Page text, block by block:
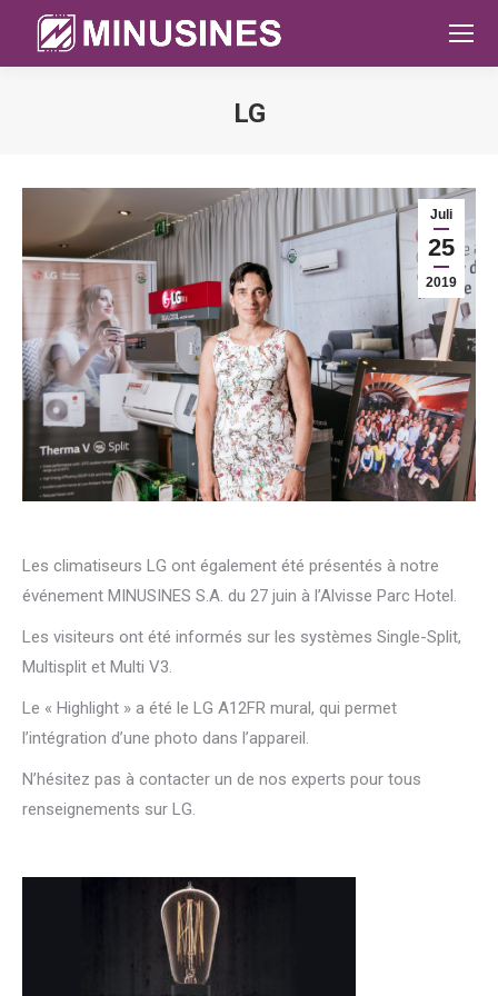
LG
Juli
25
2019
Les climatiseurs LG ont également été présentés à notre
événement MINUSINES S.A. du 27 juin à l’Alvisse Parc Hotel.
Les visiteurs ont été informés sur les systèmes Single-Split,
Multisplit et Multi V3.
Le « Highlight » a été le LG A12FR mural, qui permet
l’intégration d’une photo dans l’appareil.
N’hésitez pas à contacter un de nos experts pour tous
renseignements sur LG.